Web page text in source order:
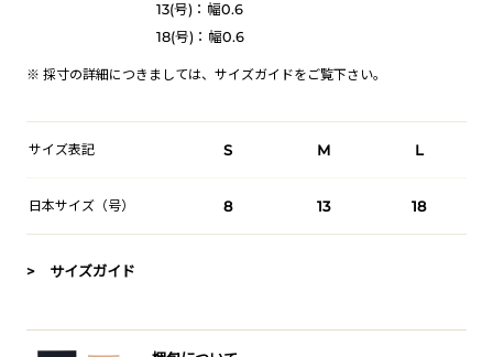
13(号)：幅0.6
18(号)：幅0.6
※ 採寸の詳細につきましては、 サイズガイドをご覧下さい。
サイズ表記
日本サイズ（号）
S M L
8 13 18
> サイズガイド